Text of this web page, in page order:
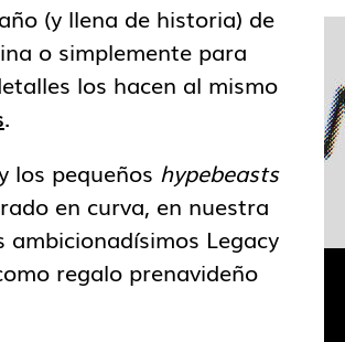
(y llena de historia) de
o simplemente para
los hacen al mismo
.
los pequeños hypebeasts
en curva, en nuestra
Legacy
regalo prenavideño